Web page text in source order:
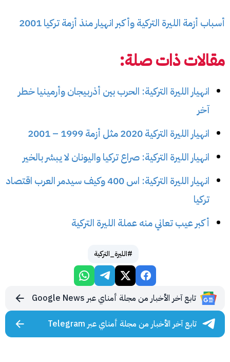
أسباب أزمة الليرة التركية وأكبر انهيار منذ أزمة تركيا 2001
مقالات ذات صلة:
انهيار الليرة التركية: الحرب بين أذربيجان وأرمينيا خطر
آخر
انهيار الليرة التركية 2020 مثل أزمة 1999 – 2001
انهيار الليرة التركية: صراع تركيا واليونان لا يبشر بالخير
انهيار الليرة التركية: اس 400 وكيف سيدمر العرب اقتصاد
تركيا
أكبر عيب تعاني منه عملة الليرة التركية
#الليرة_التركية
تابع آخر الأخبار من مجلة أمناي عبر Google News
تابع آخر الأخبار من مجلة أمناي عبر Telegram